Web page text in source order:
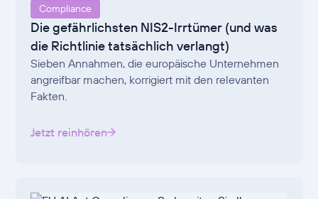
Compliance
Die gefährlichsten NIS2-Irrtümer (und was
die Richtlinie tatsächlich verlangt)
Sieben Annahmen, die europäische Unternehmen
angreifbar machen, korrigiert mit den relevanten
Fakten.
Jetzt reinhören